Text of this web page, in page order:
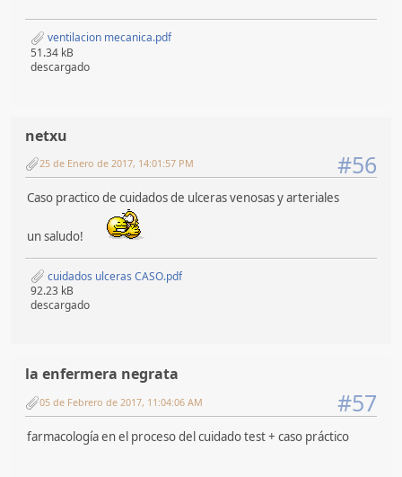
ventilacion mecanica.pdf
51.34 kB
descargado
netxu
#56
25 de Enero de 2017, 14:01:57 PM
Caso practico de cuidados de ulceras venosas y arteriales
un saludo!
cuidados ulceras CASO.pdf
92.23 kB
descargado
la enfermera negrata
#57
05 de Febrero de 2017, 11:04:06 AM
farmacología en el proceso del cuidado test + caso práctico